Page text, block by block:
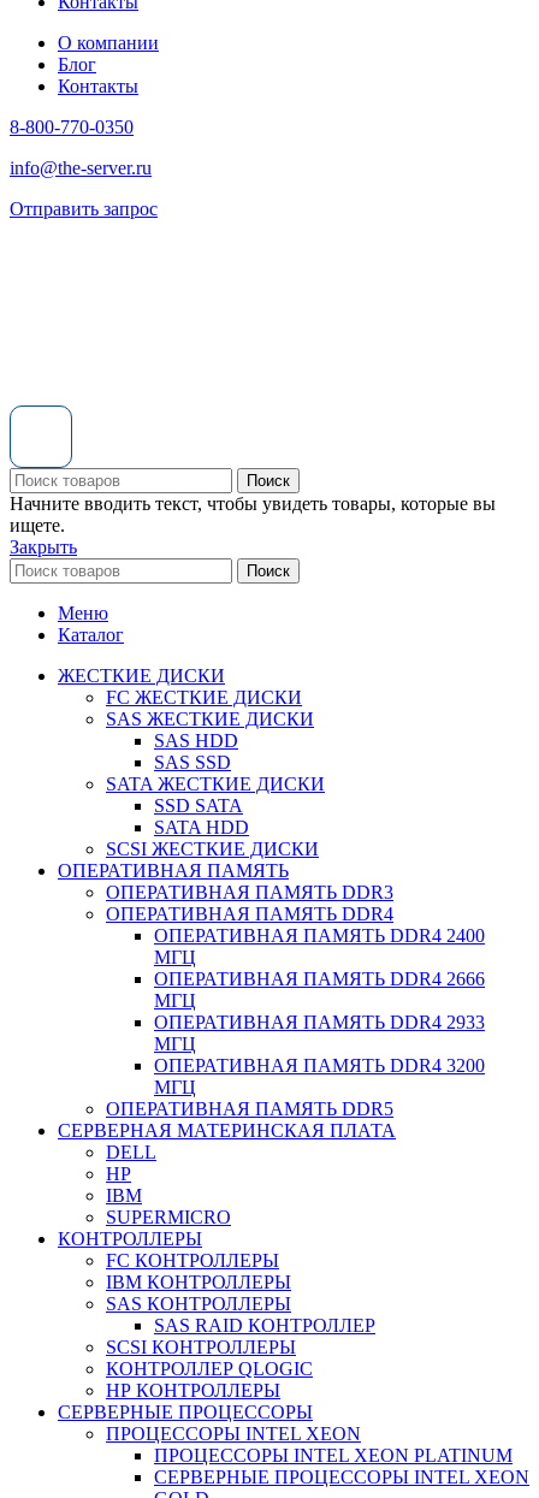
О компании
Блог
Контакты
8-800-770-0350
info@the-server.ru
Отправить запрос
Поиск
Начните вводить текст, чтобы увидеть товары, которые вы
ищете.
Закрыть
Поиск
Меню
Каталог
ЖЕСТКИЕ ДИСКИ
FC ЖЕСТКИЕ ДИСКИ
SAS ЖЕСТКИЕ ДИСКИ
SAS HDD
SAS SSD
SATA ЖЕСТКИЕ ДИСКИ
SSD SATA
SATA HDD
SCSI ЖЕСТКИЕ ДИСКИ
ОПЕРАТИВНАЯ ПАМЯТЬ
ОПЕРАТИВНАЯ ПАМЯТЬ DDR3
ОПЕРАТИВНАЯ ПАМЯТЬ DDR4
ОПЕРАТИВНАЯ ПАМЯТЬ DDR4 2400
МГЦ
ОПЕРАТИВНАЯ ПАМЯТЬ DDR4 2666
МГЦ
ОПЕРАТИВНАЯ ПАМЯТЬ DDR4 2933
МГЦ
ОПЕРАТИВНАЯ ПАМЯТЬ DDR4 3200
МГЦ
ОПЕРАТИВНАЯ ПАМЯТЬ DDR5
СЕРВЕРНАЯ МАТЕРИНСКАЯ ПЛАТА
DELL
HP
IBM
SUPERMICRO
КОНТРОЛЛЕРЫ
FC КОНТРОЛЛЕРЫ
IBM КОНТРОЛЛЕРЫ
SAS КОНТРОЛЛЕРЫ
SAS RAID КОНТРОЛЛЕР
SCSI КОНТРОЛЛЕРЫ
КОНТРОЛЛЕР QLOGIC
НР КОНТРОЛЛЕРЫ
СЕРВЕРНЫЕ ПРОЦЕССОРЫ
ПРОЦЕССОРЫ INTEL XEON
ПРОЦЕССОРЫ INTEL XEON PLATINUM
СЕРВЕРНЫЕ ПРОЦЕССОРЫ INTEL XEON